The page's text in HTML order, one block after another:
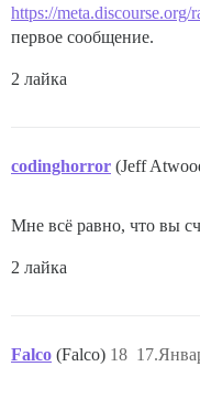
https://meta.discourse.org/
первое сообщение.
2 лайка
codinghorror (Jeff
Мне всё равно, что вы
2 лайка
Falco (Falco) 18